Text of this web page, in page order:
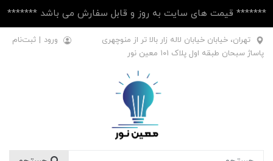
******* قیمت های سایت به روز و قابل سفارش می باشد *******
تهران، خیابان خیابان لاله زار بالا تر از منوچهری
پاساژ سبحان طبقه اول پلاک ۱۰1 معین نور
ورود | ثبت‌نام